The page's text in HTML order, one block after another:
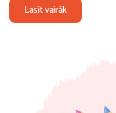
Lasīt vairāk